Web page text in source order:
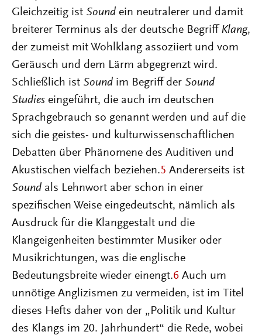
Gleichzeitig ist Sound ein neutralerer und damit
breiterer Terminus als der deutsche Begriff Klang,
der zumeist mit Wohlklang assoziiert und vom
Geräusch und dem Lärm abgegrenzt wird.
Schließlich ist Sound im Begriff der Sound
Studies eingeführt, die auch im deutschen
Sprachgebrauch so genannt werden und auf die
sich die geistes- und kulturwissenschaftlichen
Debatten über Phänomene des Auditiven und
Akustischen vielfach beziehen.5 Andererseits ist
Sound als Lehnwort aber schon in einer
spezifischen Weise eingedeutscht, nämlich als
Ausdruck für die Klanggestalt und die
Klangeigenheiten bestimmter Musiker oder
Musikrichtungen, was die englische
Bedeutungsbreite wieder einengt.6 Auch um
unnötige Anglizismen zu vermeiden, ist im Titel
dieses Hefts daher von der „Politik und Kultur
des Klangs im 20. Jahrhundert“ die Rede, wobei